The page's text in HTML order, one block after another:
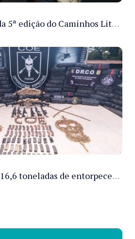
Sejusc participa da 5ª edição do Caminhos Literários com foco na cultura hip-hop nas unidades socioeducativas
PMAM apreende 16,6 toneladas de entorpecentes e registra aumento nas prisões em flagrante e nas capturas de foragidos no primeiro semestre de 2026